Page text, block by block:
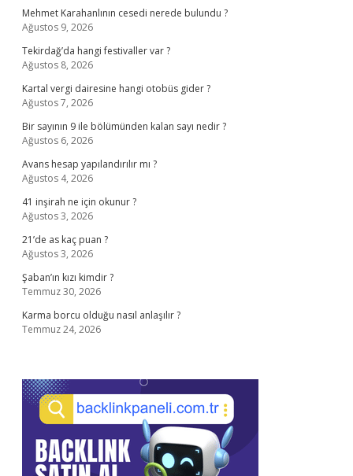
Mehmet Karahanlının cesedi nerede bulundu ?
Ağustos 9, 2026
Tekirdağ’da hangi festivaller var ?
Ağustos 8, 2026
Kartal vergi dairesine hangi otobüs gider ?
Ağustos 7, 2026
Bir sayının 9 ile bölümünden kalan sayı nedir ?
Ağustos 6, 2026
Avans hesap yapılandırılır mı ?
Ağustos 4, 2026
41 inşirah ne için okunur ?
Ağustos 3, 2026
21’de as kaç puan ?
Ağustos 3, 2026
Şaban’ın kızı kimdir ?
Temmuz 30, 2026
Karma borcu olduğu nasıl anlaşılır ?
Temmuz 24, 2026